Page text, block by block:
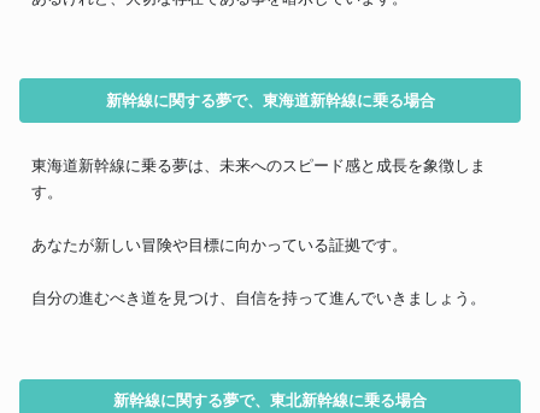
新幹線に関する夢で、東海道新幹線に乗る場合
東海道新幹線に乗る夢は、未来へのスピード感と成長を象徴しま
す。
あなたが新しい冒険や目標に向かっている証拠です。
自分の進むべき道を見つけ、自信を持って進んでいきましょう。
新幹線に関する夢で、東北新幹線に乗る場合